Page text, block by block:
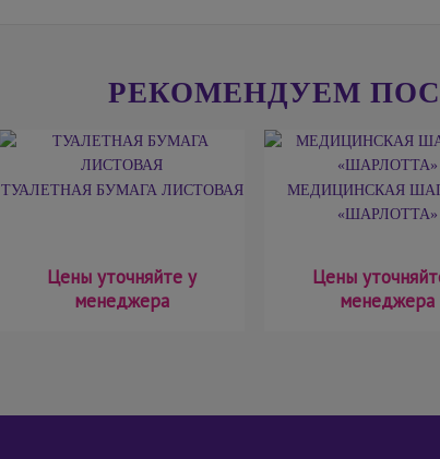
РЕКОМЕНДУЕМ
ТУАЛЕТНАЯ БУМАГА ЛИСТОВАЯ
Цены уточняйте у
менеджера
МЕДИЦИНСКАЯ
«ШАРЛОТТА»
Цены
менеджера